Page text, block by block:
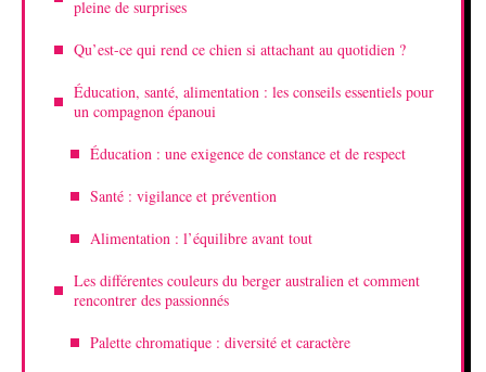
pleine de surprises
Qu’est-ce qui rend ce chien si attachant au quotidien ?
Éducation, santé, alimentation : les conseils essentiels pour
un compagnon épanoui
Éducation : une exigence de constance et de respect
Santé : vigilance et prévention
Alimentation : l’équilibre avant tout
Les différentes couleurs du berger australien et comment
rencontrer des passionnés
Palette chromatique : diversité et caractère